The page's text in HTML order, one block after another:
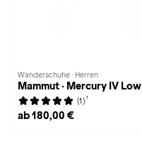
Wanderschuhe · Herren
Mammut · Mercury IV Low
(1) 1
ab 180,00 €